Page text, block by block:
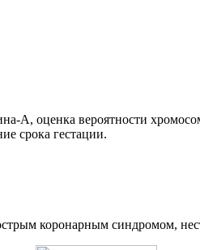
А, оценка вероятности
срока гестации.
коронарным синдромом,